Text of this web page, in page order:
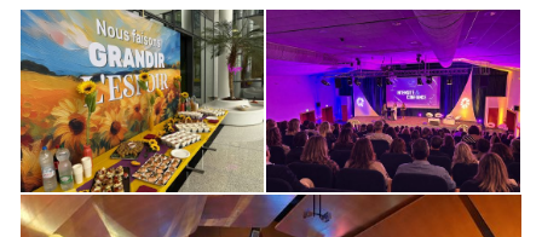
Laboratoire
pharmaceutique
Événement de
lancement interne
CRÉATION & EDITION
EVÉNEMENTIEL,SANTÉ
Laboratoire
pharmaceutique
Séminaire 2023
CRÉATION & EDITION,
EVÉNEMENTIEL,SANTÉ